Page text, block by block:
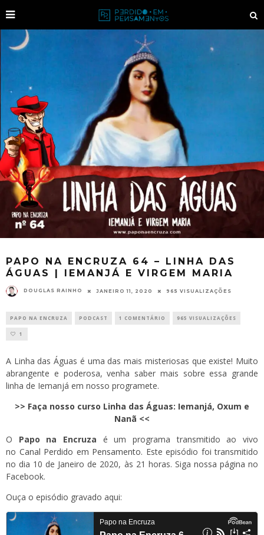
PAPO NA ENCRUZA 64 – LINHA DAS
ÁGUAS | IEMANJÁ E VIRGEM MARIA
DOUGLAS RAINHO JANEIRO 11, 2020 965 VISUALIZAÇÕES
PAPO NA ENCRUZA PODCAST 1 COMENTÁRIO 965 VISUALIZAÇÕES
1
A Linha das Águas é uma das mais misteriosas que existe! Muito
abrangente e poderosa, venha saber mais sobre essa grande
linha de Iemanjá em nosso programete.
>> Faça nosso curso Linha das Águas: Iemanjá, Oxum e
Nanã <<
O Papo na Encruza é um programa transmitido ao vivo
no Canal Perdido em Pensamento. Este episódio foi transmitido
no dia 10 de Janeiro de 2020, às 21 horas. Siga nossa página no
Facebook.
Ouça o episódio gravado aqui: